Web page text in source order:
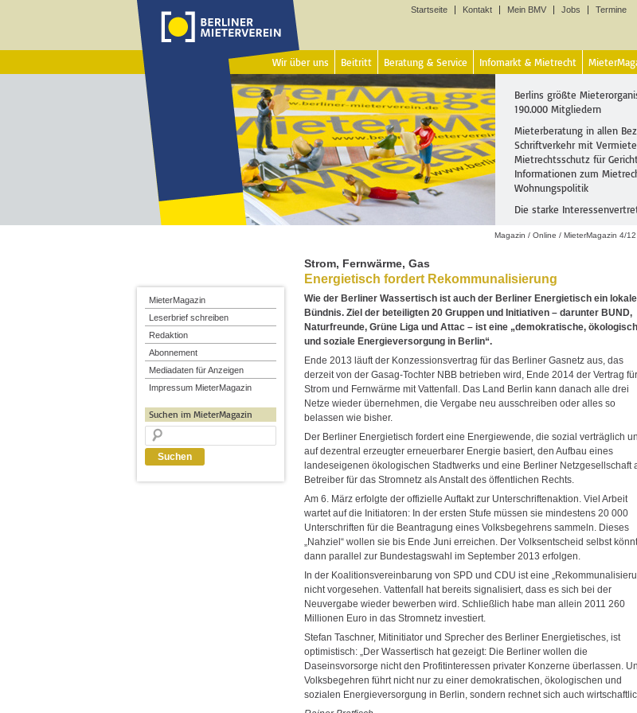
Startseite Kontakt Mein BMV Jobs Termine
Wir über uns Beitritt Beratung & Service Infomarkt & Mietrecht
Berlins größte
190.000 Mitgliedern
Mieterberatung in allen
Schriftverkehr mit
Mietrechtsschutz für
Informationen zum
Wohnungspolitik
Die starke
Magazin / Online / MieterMagazin 4/12
Strom, Fernwärme, Gas
Energietisch fordert Rekommunalisierung
Wie der Berliner Wassertisch ist auch der Berliner Energietisch ein
Bündnis. Ziel der beteiligten 20 Gruppen und Initiativen – darunter BUND,
Naturfreunde, Grüne Liga und Attac – ist eine „demokratische,
und soziale Energieversorgung in Berlin“.
Ende 2013 läuft der Konzessionsvertrag für das Berliner Gasnetz aus, das
derzeit von der Gasag-Tochter NBB betrieben wird, Ende 2014 der Vertrag für
Strom und Fernwärme mit Vattenfall. Das Land Berlin kann danach alle drei
Netze wieder übernehmen, die Vergabe neu ausschreiben oder alles so
belassen wie bisher.
Der Berliner Energietisch fordert eine Energiewende, die sozial verträglich
auf dezentral erzeugter erneuerbarer Energie basiert, den Aufbau eines
landeseigenen ökologischen Stadtwerks und eine Berliner Netzgesellschaft
Betreiber für das Stromnetz als Anstalt des öffentlichen Rechts.
Am 6. März erfolgte der offizielle Auftakt zur Unterschriftenaktion. Viel Arbeit
wartet auf die Initiatoren: In der ersten Stufe müssen sie mindestens 20 000
Unterschriften für die Beantragung eines Volksbegehrens sammeln. Dieses
„Nahziel“ wollen sie bis Ende Juni erreichen. Der Volksentscheid selbst
dann parallel zur Bundestagswahl im September 2013 erfolgen.
In der Koalitionsvereinbarung von SPD und CDU ist eine
nicht vorgesehen. Vattenfall hat bereits signalisiert, dass es sich bei der
Neuvergabe wieder bewerben wird. Schließlich habe man allein 2011 260
Millionen Euro in das Stromnetz investiert.
Stefan Taschner, Mitinitiator und Sprecher des Berliner Energietisches, ist
optimistisch: „Der Wassertisch hat gezeigt: Die Berliner wollen die
Daseinsvorsorge nicht den Profitinteressen privater Konzerne überlassen.
Volksbegehren führt nicht nur zu einer demokratischen, ökologischen und
sozialen Energieversorgung in Berlin, sondern rechnet sich auch
MieterMagazin
Leserbrief schreiben
Redaktion
Abonnement
Mediadaten für Anzeigen
Impressum MieterMagazin
Suchen im MieterMagazin